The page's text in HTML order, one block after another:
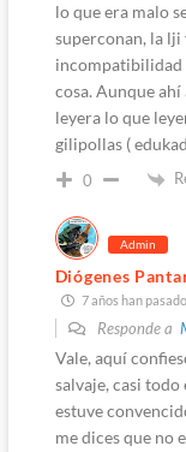
lo que era malo
superconan, la lji
incompatibilidad
cosa. Aunque
leyera lo que
gilipollas (
0
Admin
Diógenes
7 años han
Responde a
Vale, aquí
salvaje, casi todo
estuve
me dices que no